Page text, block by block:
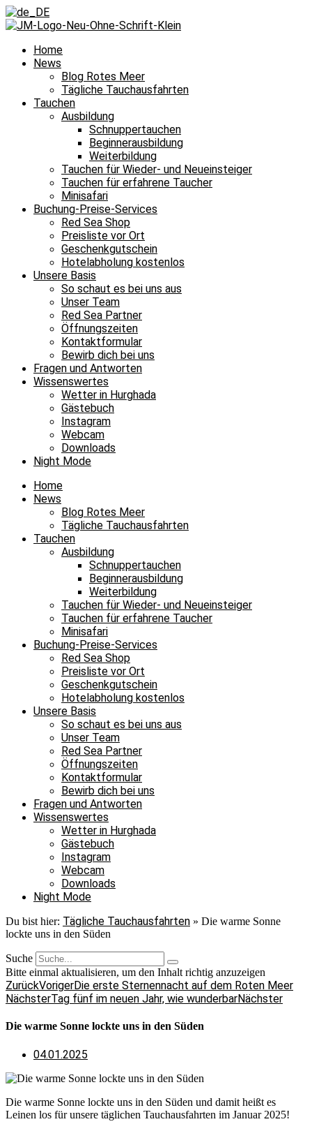
Home
News
Blog Rotes Meer
Tägliche Tauchausfahrten
Tauchen
Ausbildung
Schnuppertauchen
Beginnerausbildung
Weiterbildung
Tauchen für Wieder- und Neueinsteiger
Tauchen für erfahrene Taucher
Minisafari
Buchung-Preise-Services
Red Sea Shop
Preisliste vor Ort
Geschenkgutschein
Hotelabholung kostenlos
Unsere Basis
So schaut es bei uns aus
Unser Team
Red Sea Partner
Öffnungszeiten
Kontaktformular
Bewirb dich bei uns
Fragen und Antworten
Wissenswertes
Wetter in Hurghada
Gästebuch
Instagram
Webcam
Downloads
Night Mode
Home
News
Blog Rotes Meer
Tägliche Tauchausfahrten
Tauchen
Ausbildung
Schnuppertauchen
Beginnerausbildung
Weiterbildung
Tauchen für Wieder- und Neueinsteiger
Tauchen für erfahrene Taucher
Minisafari
Buchung-Preise-Services
Red Sea Shop
Preisliste vor Ort
Geschenkgutschein
Hotelabholung kostenlos
Unsere Basis
So schaut es bei uns aus
Unser Team
Red Sea Partner
Öffnungszeiten
Kontaktformular
Bewirb dich bei uns
Fragen und Antworten
Wissenswertes
Wetter in Hurghada
Gästebuch
Instagram
Webcam
Downloads
Night Mode
Du bist hier: Tägliche Tauchausfahrten » Die warme Sonne
lockte uns in den Süden
Suche
Bitte einmal aktualisieren, um den Inhalt richtig anzuzeigen
ZurückVorigerDie erste Sternennacht auf dem Roten Meer
NächsterTag fünf im neuen Jahr, wie wunderbarNächster
Die warme Sonne lockte uns in den Süden
04.01.2025
Die warme Sonne lockte uns in den Süden und damit heißt es
Leinen los für unsere täglichen Tauchausfahrten im Januar 2025!